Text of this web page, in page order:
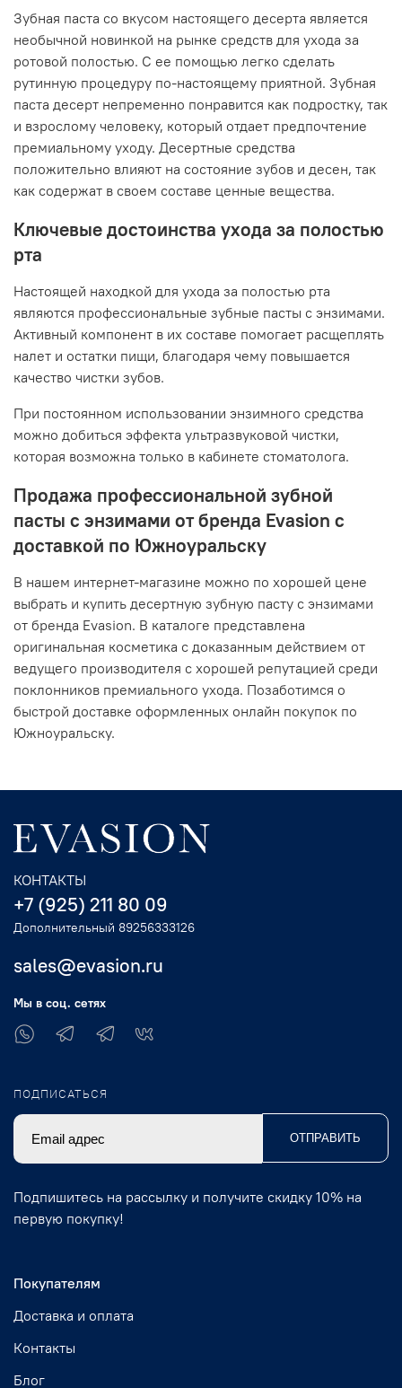
Зубная паста со вкусом настоящего десерта является
необычной новинкой на рынке средств для ухода за
ротовой полостью. С ее помощью легко сделать
рутинную процедуру по-настоящему приятной. Зубная
паста десерт непременно понравится как подростку, так
и взрослому человеку, который отдает предпочтение
премиальному уходу. Десертные средства
положительно влияют на состояние зубов и десен, так
как содержат в своем составе ценные вещества.
Ключевые достоинства ухода за полостью
рта
Настоящей находкой для ухода за полостью рта
являются профессиональные зубные пасты с энзимами.
Активный компонент в их составе помогает расщеплять
налет и остатки пищи, благодаря чему повышается
качество чистки зубов.
При постоянном использовании энзимного средства
можно добиться эффекта ультразвуковой чистки,
которая возможна только в кабинете стоматолога.
Продажа профессиональной зубной
пасты с энзимами от бренда Evasion с
доставкой по Южноуральску
В нашем интернет-магазине можно по хорошей цене
выбрать и купить десертную зубную пасту с энзимами
от бренда Evasion. В каталоге представлена
оригинальная косметика с доказанным действием от
ведущего производителя с хорошей репутацией среди
поклонников премиального ухода. Позаботимся о
быстрой доставке оформленных онлайн покупок по
Южноуральску.
Покупателям
Доставка и оплата
Контакты
Блог
КОНТАКТЫ
+7 (925) 211 80 09
Дополнительный 89256333126
sales@evasion.ru
Мы в соц. сетях
ПОДПИСАТЬСЯ
ОТПРАВИТЬ
Подпишитесь на рассылку и получите скидку 10% на
первую покупку!